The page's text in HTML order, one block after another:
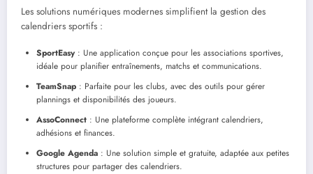
Les solutions numériques modernes simplifient la gestion des
calendriers sportifs :
SportEasy: Une application conçue pour les associations sportives,
idéale pour planifier entraînements, matchs et communications.
TeamSnap : Parfaite pour les clubs, avec des outils pour gérer
plannings et disponibilités des joueurs.
AssoConnect : Une plateforme complète intégrant calendriers,
adhésions et finances.
Google Agenda : Une solution simple et gratuite, adaptée aux petites
structures pour partager des calendriers.